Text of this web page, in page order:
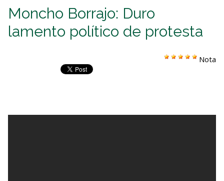
Moncho Borrajo: Duro
lamento político de protesta
Nota